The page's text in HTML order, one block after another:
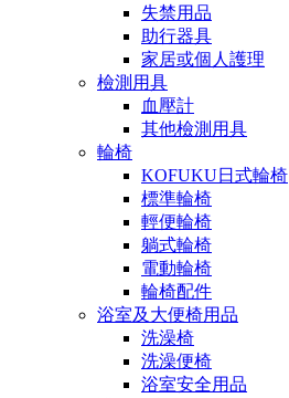
失禁用品
助行器具
家居或個人護理
檢測用具
血壓計
其他檢測用具
輪椅
KOFUKU日式輪椅
標準輪椅
輕便輪椅
躺式輪椅
電動輪椅
輪椅配件
浴室及大便椅用品
洗澡椅
洗澡便椅
浴室安全用品